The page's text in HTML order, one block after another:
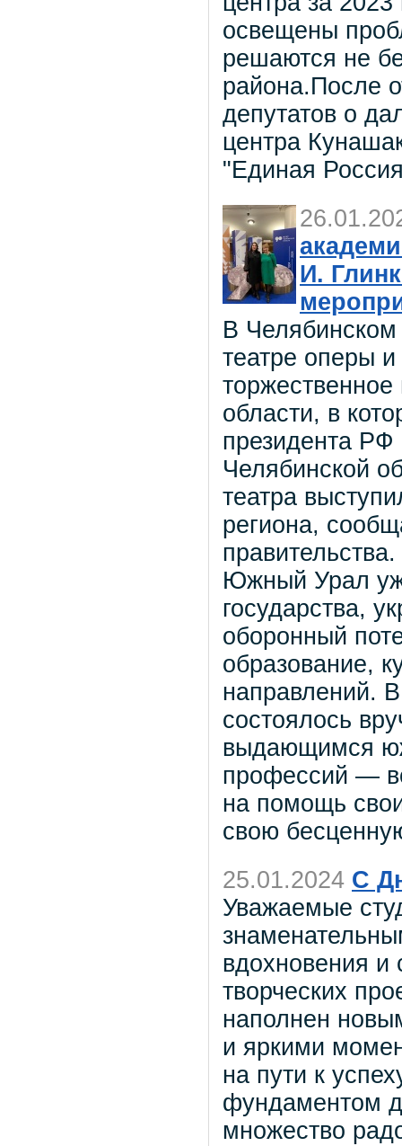
освещены
решаются не
района.После
депутатов о
центра
"Единая
И.
В Челябинском
театре оперы
области, в
президента
Челябинской
театра
региона,
Южный Урал
государства,
оборонный
образование,
направлений.
состоялось
выдающимся
профессий —
на помощь
свою
25.01.2024 С
Уважаемые
вдохновения и
творческих
наполнен
и яркими
на пути к
фундаментом
множество